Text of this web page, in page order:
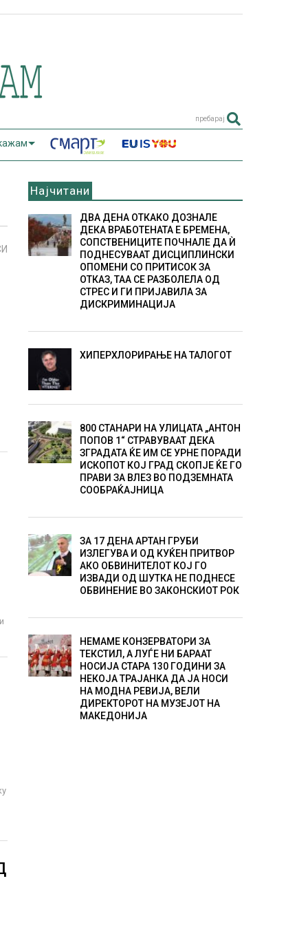
пребарај
Најчитани
ДВА ДЕНА ОТКАКО ДОЗНАЛЕ
ДЕКА ВРАБОТЕНАТА Е БРЕМЕНА,
СОПСТВЕНИЦИТЕ ПОЧНАЛЕ ДА Ѝ
ПОДНЕСУВААТ ДИСЦИПЛИНСКИ
ОПОМЕНИ СО ПРИТИСОК ЗА
ОТКАЗ, ТАА СЕ РАЗБОЛЕЛА ОД
СТРЕС И ГИ ПРИЈАВИЛА ЗА
ДИСКРИМИНАЦИЈА
ХИПЕРХЛОРИРАЊЕ НА ТАЛОГОТ
800 СТАНАРИ НА УЛИЦАТА „АНТОН
ПОПОВ 1“ СТРАВУВААТ ДЕКА
ЗГРАДАТА ЌЕ ИМ СЕ УРНЕ ПОРАДИ
ИСКОПОТ КОЈ ГРАД СКОПЈЕ ЌЕ ГО
ПРАВИ ЗА ВЛЕЗ ВО ПОДЗЕМНАТА
СООБРАЌАЈНИЦА
ЗА 17 ДЕНА АРТАН ГРУБИ
ИЗЛЕГУВА И ОД КУЌЕН ПРИТВОР
АКО ОБВИНИТЕЛОТ КОЈ ГО
ИЗВАДИ ОД ШУТКА НЕ ПОДНЕСЕ
ОБВИНЕНИЕ ВО ЗАКОНСКИОТ РОК
НЕМАМЕ КОНЗЕРВАТОРИ ЗА
ТЕКСТИЛ, А ЛУЃЕ НИ БАРААТ
НОСИЈА СТАРА 130 ГОДИНИ ЗА
НЕКОЈА ТРАЈАНКА ДА ЈА НОСИ
НА МОДНА РЕВИЈА, ВЕЛИ
ДИРЕКТОРОТ НА МУЗЕЈОТ НА
МАКЕДОНИЈА